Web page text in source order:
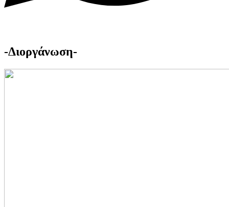
-Διοργάνωση-